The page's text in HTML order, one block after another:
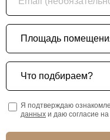
Площадь помещения
Что подбираем?
Я подтверждаю
данных и даю согласие